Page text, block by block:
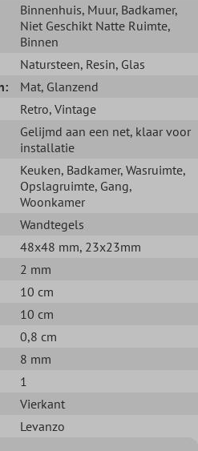
Binnenhuis, Muur, Badkamer,
Niet Geschikt Natte Ruimte,
Binnen
Natursteen, Resin, Glas
Mat, Glanzend
Retro, Vintage
Gelijmd aan een net, klaar voor
installatie
Keuken, Badkamer, Wasruimte,
Opslagruimte, Gang,
Woonkamer
Wandtegels
48x48 mm, 23x23mm
2 mm
10 cm
10 cm
0,8 cm
8 mm
1
Vierkant
Levanzo